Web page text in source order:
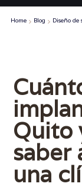
Home Blog Diseño de
Quito
saber
una